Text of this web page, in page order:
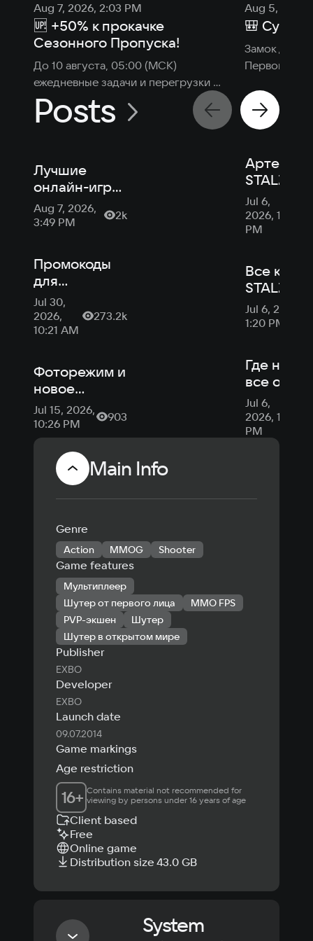
Aug 7, 2026, 2:03 PM
🆙 +50% к прокачке
Сезонного Пропуска!
До 10 августа, 05:00 (МСК)
ежедневные задачи и перегрузки
приносят на 50% больше сезонных
очков.
Aug 5, 2026,
🎒 Сумка
Замок дал
открывать...
Posts
Лучшие
онлайн-игры
в 2026 году
Aug 7, 2026,
3:49 PM
2k
Промокоды
для
STALZONE
(«Сталзон»)
на август
Jul 30,
2026,
10:21 AM
273.2k
Фоторежим и
новое
событие: для
STALZONE
вышел
масштабный
патч
Jul 15, 2026,
10:26 PM
903
поиск,
сборки,
Jul 6,
2026, 1:24
PM
Все
бандиты
сталкеры
Jul 6, 2026,
1:20 PM
Где найти
все
Jul 6,
2026, 1:20
PM
Main Info
Genre
Action MMOG Shooter
Game features
Мультиплеер
Шутер от первого лица
MMO FPS
PVP-экшен
Шутер
Шутер в открытом мире
Publisher
EXBO
Developer
EXBO
Launch date
09.07.2014
Game markings
Age restriction
16+ Contains material not recommended for
viewing by persons under 16 years of age
Client based
Free
Online game
Distribution size 43.0 GB
System